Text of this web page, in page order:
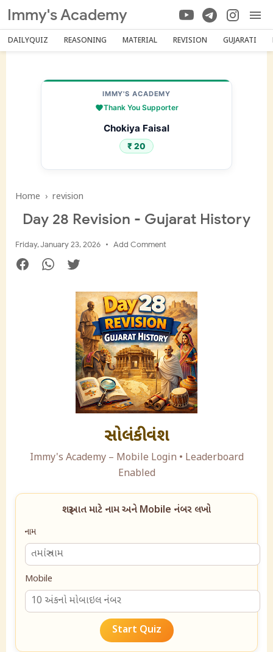
Immy's Academy
DAILYQUIZ REASONING MATERIAL REVISION GUJARATI
IMMY'S ACADEMY
Thank You Supporter
Chokiya Faisal
₹ 20
Home › revision
Day 28 Revision - Gujarat History
Friday, January 23, 2026 Add Comment
સોલંકી વંશ
Immy's Academy – Mobile Login • Leaderboard
Enabled
શરૂઆત માટે નામ અને Mobile નંબર લખો
નામ
Mobile
Start Quiz